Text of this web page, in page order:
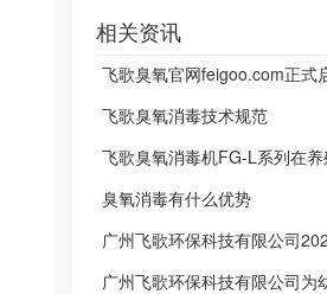
相关资讯
飞歌臭氧官网feigoo.com正式
飞歌臭氧消毒技术规范
臭氧消毒有什么优势